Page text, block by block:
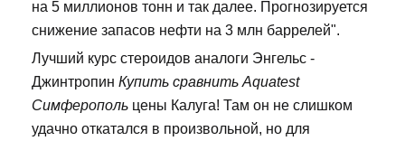
на 5 миллионов тонн и так далее. Прогнозируется
снижение запасов нефти на 3 млн баррелей".
Лучший курс стероидов аналоги Энгельс -
Джинтропин Купить сравнить Aquatest
Симферополь цены Калуга! Там он не слишком
удачно откатался в произвольной, но для